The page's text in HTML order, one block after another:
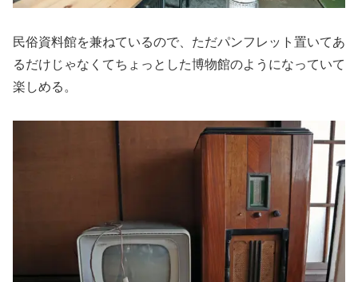
民俗資料館を兼ねているので、ただパンフレット置いてあ
るだけじゃなくてちょっとした博物館のようになっていて
楽しめる。